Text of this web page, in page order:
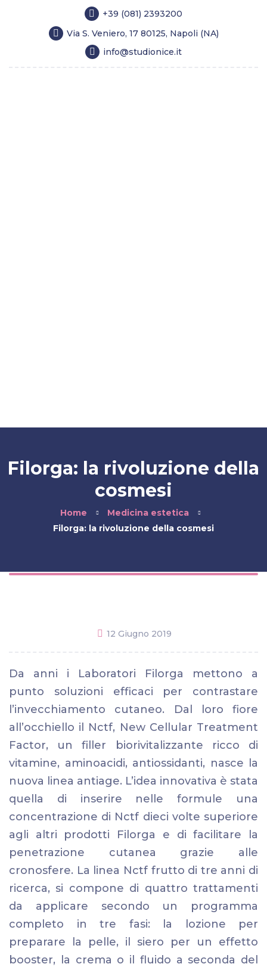
+39 (081) 2393200
Via S. Veniero, 17 80125, Napoli (NA)
info@studionice.it
Filorga: la rivoluzione della
cosmesi
Home
Medicina estetica
Filorga: la rivoluzione della cosmesi
12 Giugno 2019
Da anni i Laboratori Filorga mettono a
punto soluzioni efficaci per contrastare
l’invecchiamento cutaneo. Dal loro fiore
all’occhiello il Nctf, New Cellular Treatment
Factor, un filler biorivitalizzante ricco di
vitamine, aminoacidi, antiossidanti, nasce la
nuova linea antiage. L’idea innovativa è stata
quella di inserire nelle formule una
concentrazione di Nctf dieci volte superiore
agli altri prodotti Filorga e di facilitare la
penetrazione cutanea grazie alle
cronosfere. La linea Nctf frutto di tre anni di
ricerca, si compone di quattro trattamenti
da applicare secondo un programma
completo in tre fasi: la lozione per
preparare la pelle, il siero per un effetto
booster, la crema o il fluido a seconda del